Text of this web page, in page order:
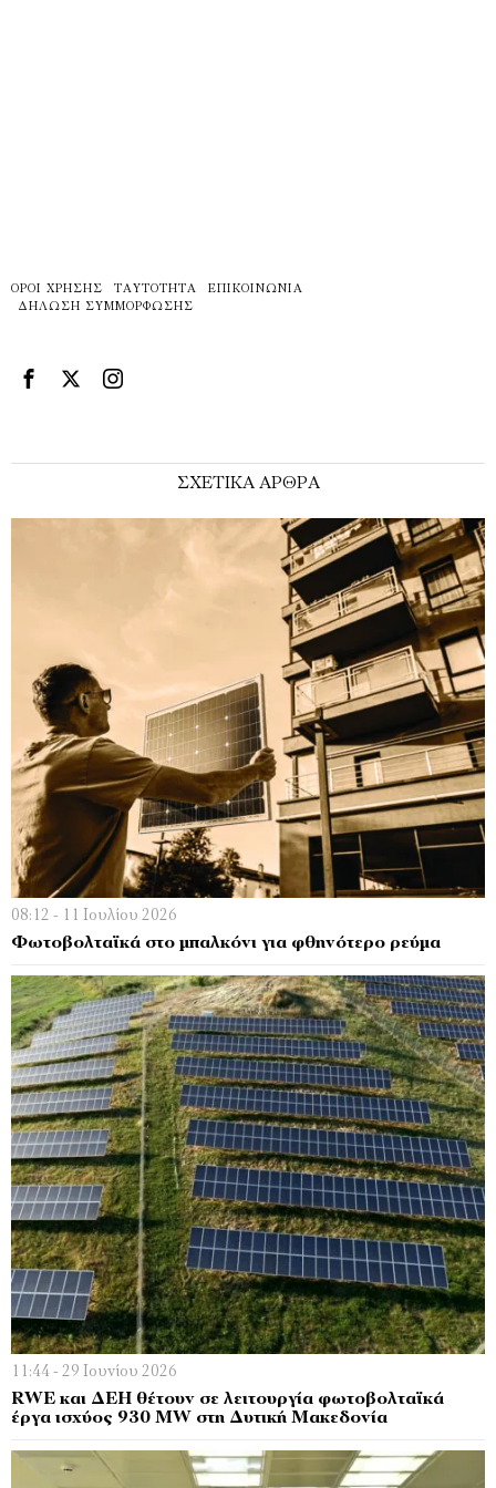
ΌΡΟΙ ΧΡΉΣΗΣ ΤΑΥΤΌΤΗΤΑ
ΕΠΙΚΟΙΝΩΝΊΑ
ΔΉΛΩΣΗ ΣΥΜΜΌΡΦΩΣΗΣ
ΣΧΕΤΙΚΑ ΑΡΘΡΑ
08:12 - 11 Ιουλίου 2026
Φωτοβολταϊκά στο μπαλκόνι για φθηνότερο ρεύμα
11:44 - 29 Ιουνίου 2026
RWE και ΔΕΗ θέτουν σε λειτουργία φωτοβολταϊκά
έργα ισχύος 930 MW στη Δυτική Μακεδονία